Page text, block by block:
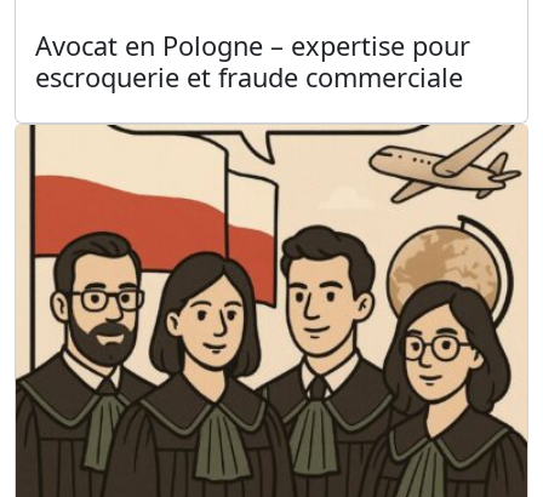
Avocat en Pologne – expertise pour
escroquerie et fraude commerciale